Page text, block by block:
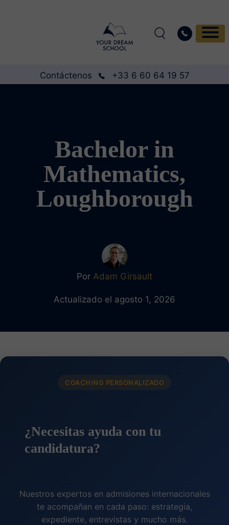
Contáctenos +33 6 60 64 19 57
Bachelor in
Mathematics,
Loughborough
Por Adam Girsault
Actualizado el agosto 1, 2026
COACHING PERSONALIZADO
¿Necesitas ayuda con tu
candidatura?
Nuestros expertos en admisiones internacionales
te acompañan en cada paso: estrategia,
expediente, entrevistas y mucho más.